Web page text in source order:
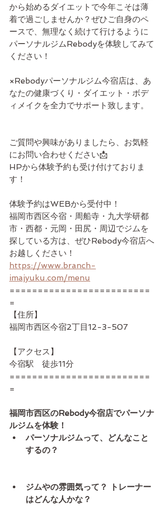
から始めるダイエットで今年こそは薄
着で過ごしませんか？ぜひご自身のペ
ースで、無理なく続けて行けるように
パーソナルジムRebodyを体験してみて
ください！
×Rebodyパーソナルジム今宿店は、あ
なたの健康づくり・ダイエット・ボデ
ィメイクを全力でサポート致します。
ご質問や興味がありましたら、お気軽
にお問い合わせください📩
HPから体験予約も受け付けておりま
す！
体験予約はWEBから受付中！
福岡市西区今宿・周船寺・九大学研都
市・西都・元岡・田尻・周辺でジムを
探している方は、ぜひRebody今宿店へ
お越しください！
https://www.branch-
imajyuku.com/menu
=========================
=
【住所】
福岡市西区今宿2丁目12-3-507
【アクセス】
今宿駅　徒歩11分
=========================
=
福岡市西区のRebody今宿店でパーソナ
ルジムを体験！
パーソナルジムって、どんなこと
するの？
ジムやの雰囲気って？ トレーナー
はどんな人かな？